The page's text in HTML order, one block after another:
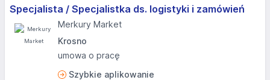
Specjalista / Specjalistka ds. logistyki i zamówień
Merkury Market
Krosno
umowa o pracę
Szybkie aplikowanie